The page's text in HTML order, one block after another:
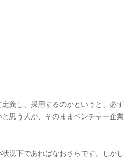
義し、採用するのかというと、必
思う人が、そのままベンチャー企
況下であればなおさらです。しか